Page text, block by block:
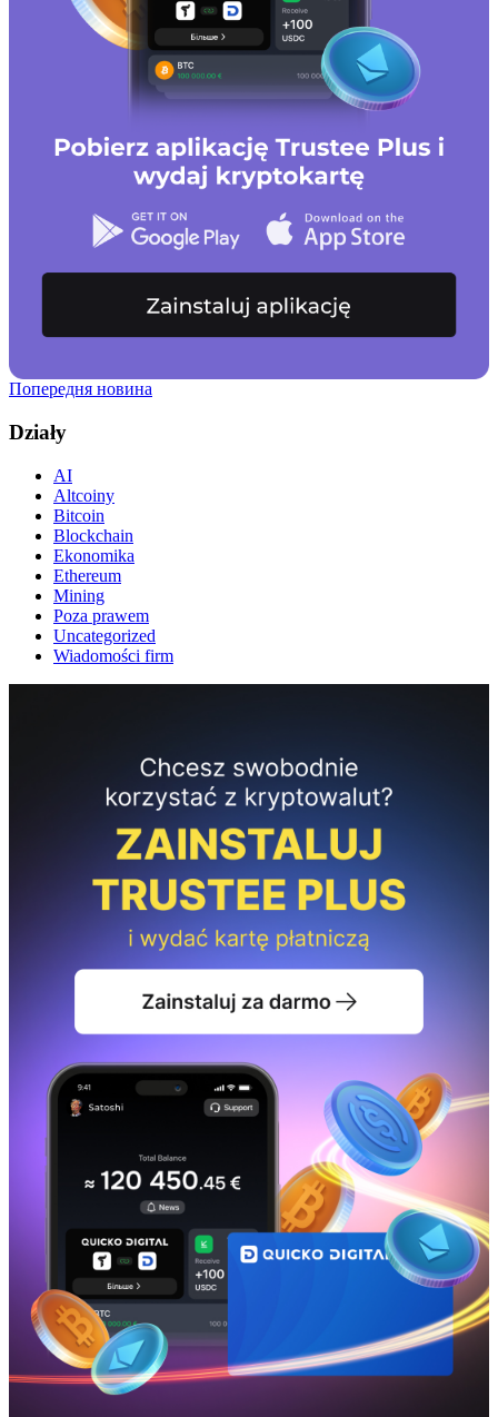
Попередня новина
Działy
AI
Altcoiny
Bitcoin
Blockchain
Ekonomika
Ethereum
Mining
Poza prawem
Uncategorized
Wiadomości firm